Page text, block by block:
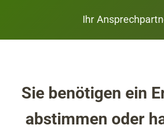
Ihr
Sie benötigen ein
abstimmen oder